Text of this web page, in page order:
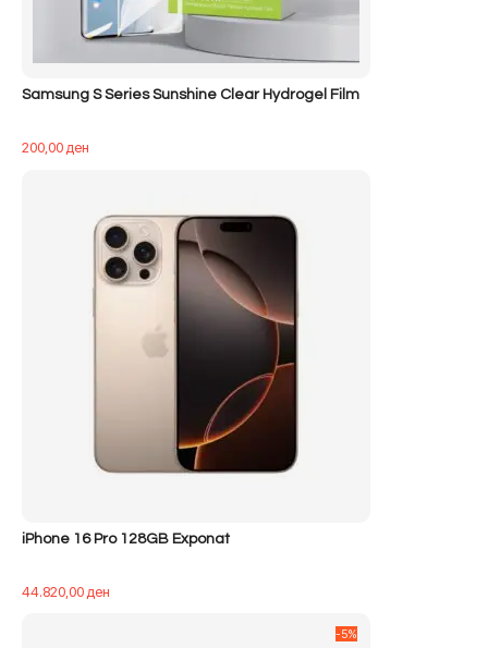
Samsung S Series Sunshine Clear Hydrogel Film
200,00ден
iPhone 16 Pro 128GB Exponat
44.820,00ден
-5%